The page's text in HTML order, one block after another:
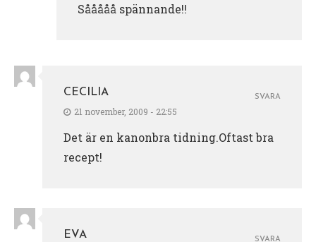
Sååååå spännande!!
CECILIA
21 november, 2009 - 22:55
Det är en kanonbra tidning.Oftast bra
recept!
SVARA
EVA
SVARA